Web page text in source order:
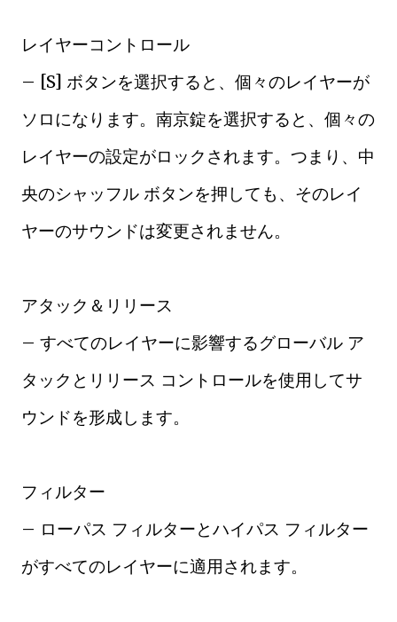
レイヤーコントロール
– [S] ボタンを選択すると、個々のレイヤーが
ソロになります。南京錠を選択すると、個々の
レイヤーの設定がロックされます。つまり、中
央のシャッフル ボタンを押しても、そのレイ
ヤーのサウンドは変更されません。
アタック＆リリース
– すべてのレイヤーに影響するグローバル ア
タックとリリース コントロールを使用してサ
ウンドを形成します。
フィルター
– ローパス フィルターとハイパス フィルター
がすべてのレイヤーに適用されます。